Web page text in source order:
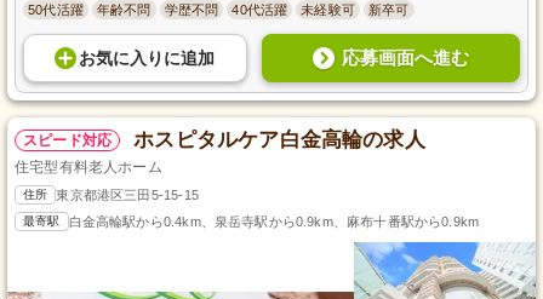
50代活躍 年齢不問 学歴不問 40代活躍 未経験可 新卒可
お気に入り に追加 応募画面へ進む
スピード対応 ホスピタルケア白金高輪の求人
住宅型有料老人ホーム
住所 東京都港区三田5-15-15
最寄駅 白金高輪駅から0.4km、泉岳寺駅から0.9km、麻布十番駅から0.9km